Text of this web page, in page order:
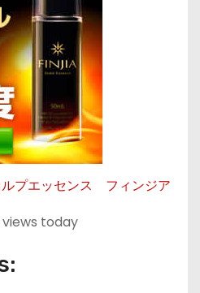
プエッセンス フィンジア
today